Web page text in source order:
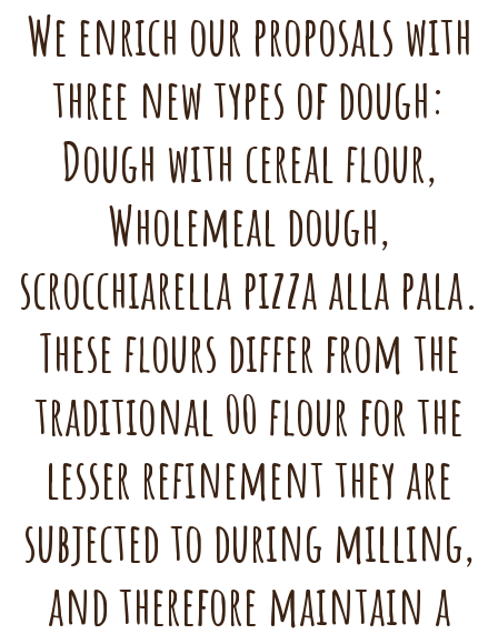
We enrich our proposals with
three new types of dough:
Dough with cereal flour,
Wholemeal dough,
scrocchiarella pizza alla pala.
These flours differ from the
traditional 00 flour for the
lesser refinement they are
subjected to during milling,
and therefore maintain a